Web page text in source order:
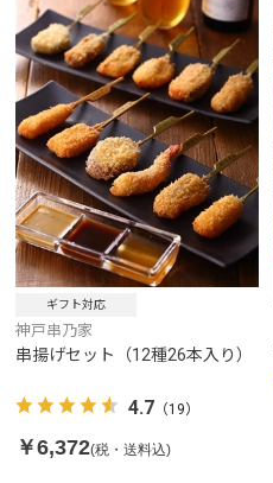
ギフト対応
神戸串乃家
串揚げセット（12種26本入り）
4.7 （19）
￥6,372(税・送料込)